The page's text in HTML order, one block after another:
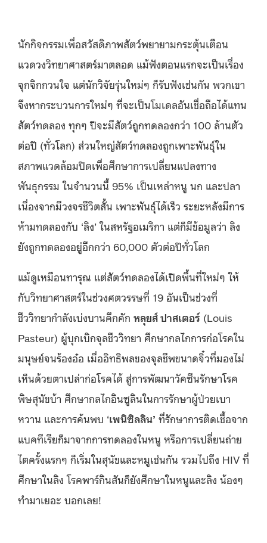
นักกิจกรรมเพื่อสวัสดิภาพสัตว์พยายามกระตุ้นเตือน
แวดวงวิทยาศาสตร์มาตลอด แม้ฟังตอนแรกจะเป็นเรื่อง
จุกจิกกวนใจ แต่นักวิจัยรุ่นใหม่ๆ ก็รับฟังเช่นกัน พวกเขา
จึงหากระบวนการใหม่ๆ ที่จะเป็นโมเดลอันเชื่อถือได้แทน
สัตว์ทดลอง ทุกๆ ปีจะมีสัตว์ถูกทดลองกว่า 100 ล้านตัว
ต่อปี (ทั่วโลก) ส่วนใหญ่สัตว์ทดลองถูกเพาะพันธุ์ใน
สภาพแวดล้อมปิดเพื่อศึกษาการเปลี่ยนแปลงทาง
พันธุกรรม ในจำนวนนี้ 95% เป็นเหล่าหนู นก และปลา
เนื่องจากมีวงจรชีวิตสั้น เพาะพันธุ์ได้เร็ว ระยะหลังมีการ
ห้ามทดลองกับ ‘ลิง’ ในสหรัฐอเมริกา แต่ก็มีข้อมูลว่า ลิง
ยังถูกทดลองอยู่อีกกว่า 60,000 ตัวต่อปีทั่วโลก
แม้ดูเหมือนทารุณ แต่สัตว์ทดลองได้เปิดพื้นที่ใหม่ๆ ให้
กับวิทยาศาสตร์ในช่วงศตวรรษที่ 19 อันเป็นช่วงที่
ชีววิทยากำลังเบ่งบานคึกคัก หลุยส์ ปาสเตอร์ (Louis
Pasteur) ผู้บุกเบิกจุลชีววิทยา ศึกษากลไกการก่อโรคใน
มนุษย์จนร้องอ๋อ เมื่ออิทธิพลของจุลชีพขนาดจิ๋วที่มองไม่
เห็นด้วยตาเปล่าก่อโรคได้ สู่การพัฒนาวัคซีนรักษาโรค
พิษสุนัขบ้า ศึกษากลไกอินซูลินในการรักษาผู้ป่วยเบา
หวาน และการค้นพบ ‘เพนิซิลลิน’ ที่รักษาการติดเชื้อจาก
แบคทีเรียก็มาจากการทดลองในหนู หรือการเปลี่ยนถ่าย
ไตครั้งแรกๆ ก็เริ่มในสุนัขและหมูเช่นกัน รวมไปถึง HIV ที่
ศึกษาในลิง โรคพาร์กินสันก็ยังศึกษาในหนูและลิง น้องๆ
ทำมาเยอะ บอกเลย!